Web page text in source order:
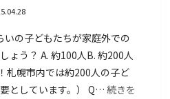
いの子どもたちが家庭外での
ょう？ A. 約100人B. 約200人
札幌市内では約200人の子ど
としています。） Q… 続きを